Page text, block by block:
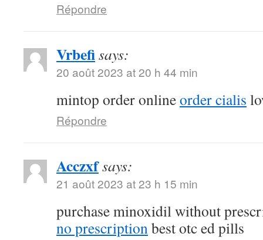
Répondre
Vrbefisays:
20 août 2023 at 20 h 44 min
mintop order onlineorder cialis
Répondre
Acczxfsays:
21 août 2023 at 23 h 15 min
purchase minoxidil without
no prescriptionbest otc ed pills